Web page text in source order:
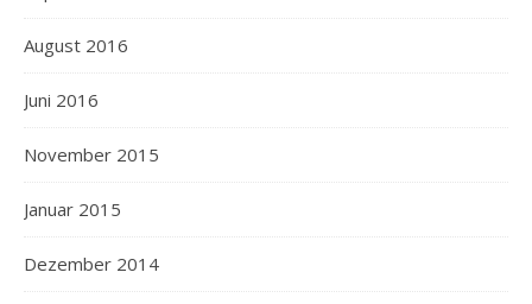
August 2016
Juni 2016
November 2015
Januar 2015
Dezember 2014